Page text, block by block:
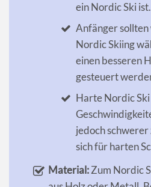
ein Nordic Ski ist.
Anfänger sollten
Nordic Skiing
einen besseren
gesteuert
Harte Nordic
jedoch schwerer
sich für harten
Material:Zum Nordic